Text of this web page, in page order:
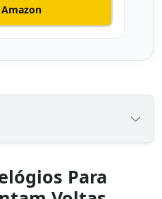
Para